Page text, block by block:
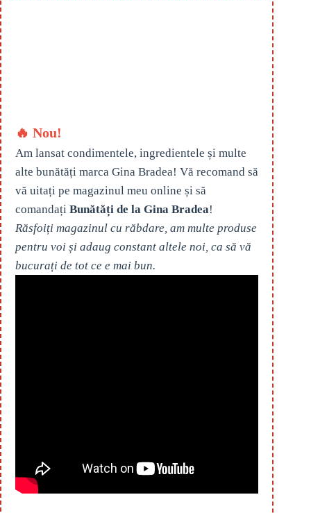
🔥 Nou!
Am lansat condimentele, ingredientele și multe
alte bunătăți marca Gina Bradea! Vă recomand să
vă uitați pe magazinul meu online și să
comandați Bunătăți de la Gina Bradea!
Răsfoiți magazinul cu răbdare, am multe produse
pentru voi și adaug constant altele noi, ca să vă
bucurați de tot ce e mai bun.